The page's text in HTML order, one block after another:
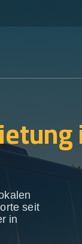
seit
in